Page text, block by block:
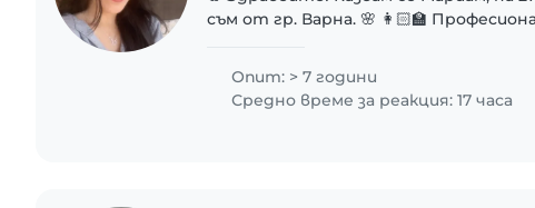
съм от гр. Варна. 🌸 👩🏻🏫
Опит: > 7 години
Средно време за реакция: 17 часа